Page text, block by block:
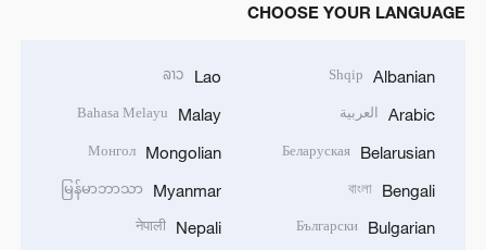
CHOOSE YOUR LANGUAGE
Albanian
Shqip
Arabic العربية
Belarusian
Беларуская
Bengali
বাংলা
Bulgarian
Български
Lao
ລາວ
Malay
Bahasa Melayu
Mongolian
Монгол
Myanmar
မြန်မာဘာသာ
Nepali
नेपाली